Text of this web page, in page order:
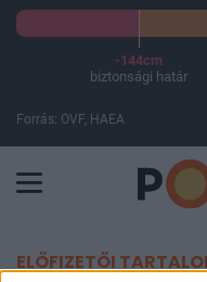
-144cm
biztonsági határ
Forrás: OVF, HAEA
ELŐFIZETŐI